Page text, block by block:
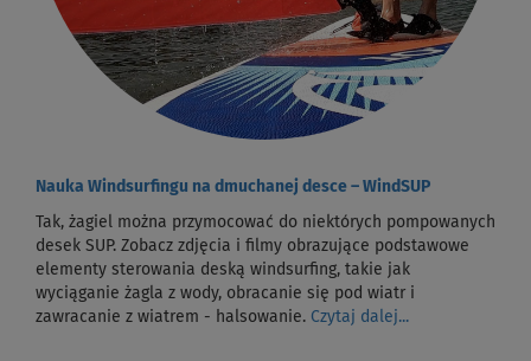
Nauka Windsurfingu na dmuchanej desce – WindSUP
Tak, żagiel można przymocować do niektórych pompowanych
desek SUP. Zobacz zdjęcia i filmy obrazujące podstawowe
elementy sterowania deską windsurfing, takie jak
wyciąganie żagla z wody, obracanie się pod wiatr i
zawracanie z wiatrem - halsowanie. Czytaj dalej...